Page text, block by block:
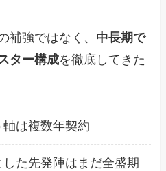
補強ではなく、 中長期で
ター構成を徹底してきた
は複数年契約
た先発陣はまだ全盛期